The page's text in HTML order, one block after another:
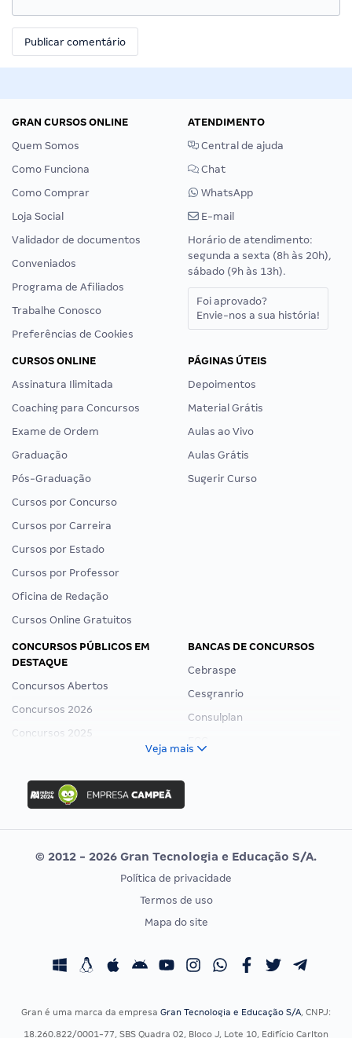
GRAN CURSOS ONLINE
Quem Somos
Como Funciona
Como Comprar
Loja Social
Validador de documentos
Conveniados
Programa de Afiliados
Trabalhe Conosco
Preferências de Cookies
ATENDIMENTO
Central de ajuda
Chat
WhatsApp
E-mail
Horário de atendimento:
segunda a sexta (8h às 20h),
sábado (9h às 13h).
Foi aprovado?
Envie-nos a sua história!
CURSOS ONLINE
Assinatura Ilimitada
Coaching para Concursos
Exame de Ordem
Graduação
Pós-Graduação
Cursos por Concurso
Cursos por Carreira
Cursos por Estado
Cursos por Professor
Oficina de Redação
Cursos Online Gratuitos
PÁGINAS ÚTEIS
Depoimentos
Material Grátis
Aulas ao Vivo
Aulas Grátis
Sugerir Curso
CONCURSOS PÚBLICOS EM
DESTAQUE
Concursos Abertos
Concursos 2026
Concursos 2025
Concurso Ibama
Concurso MPU
Editais publicados
BANCAS DE CONCURSOS
Cebraspe
Cesgranrio
Consulplan
Vunesp
CONCURSOS POR PROFISSÃO
Concursos Fiscais
EXAME DE ORDEM
Calendário OAB
Veja mais
© 2012 - 2026 Gran Tecnologia e Educação S/A.
Política de privacidade
Termos de uso
Mapa do site
Gran é uma marca da empresa Gran Tecnologia e Educação S/A, CNPJ:
18.260.822/0001-77, SBS Quadra 02, Bloco J, Lote 10, Edifício Carlton